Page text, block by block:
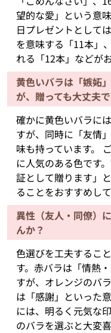
望的な愛」という意
日プレゼントとして
を意味する「11本」
れる「12本」などが
黄色いバラは「嫉妬
が、贈っても大丈夫
確かに黄色いバラに
すが、同時に「友情
味も持っています。
に人気のある色です
証として贈ります」
ることをおすすめして
異性（友人・同僚）
んか？
色選びを工夫するこ
す。赤バラは「情熱
すが、オレンジのバ
は「感謝」といった
には、明るく元気な
のバラを選ぶと大変喜